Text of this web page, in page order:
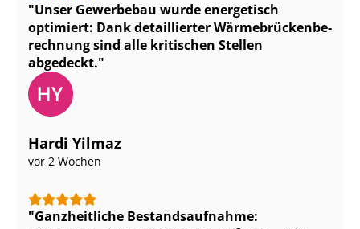
Unser Gewerbebau wurde energetisch
optimiert: Dank detaillierter Wär­me­brü­cken­be­
rech­nung sind alle kritischen Stellen
abgedeckt.
Hardi Yilmaz
vor 2 Wochen
Ganzheitliche Be­stands­auf­nah­me: